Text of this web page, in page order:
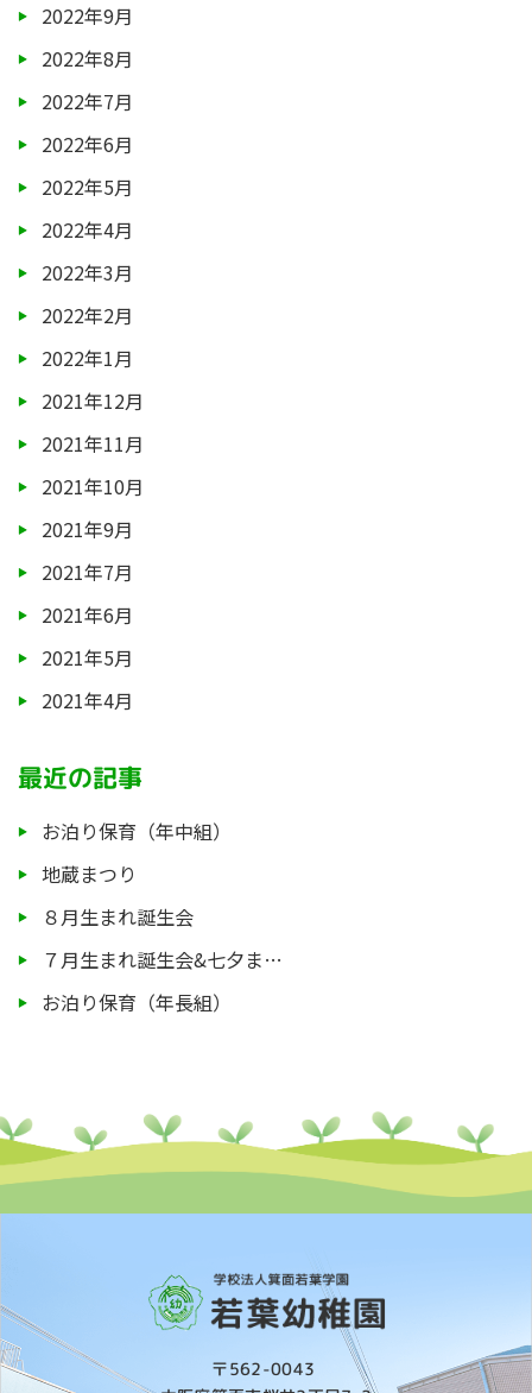
2022年9月
2022年8月
2022年7月
2022年6月
2022年5月
2022年4月
2022年3月
2022年2月
2022年1月
2021年12月
2021年11月
2021年10月
2021年9月
2021年7月
2021年6月
2021年5月
2021年4月
最近の記事
お泊り保育（年中組）
地蔵まつり
８月生まれ誕生会
７月生まれ誕生会&七夕ま…
お泊り保育（年長組）
〒562-0043